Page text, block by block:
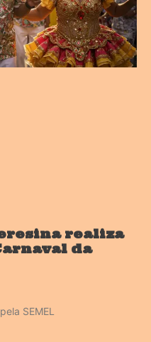
realiza
da
SEMEL